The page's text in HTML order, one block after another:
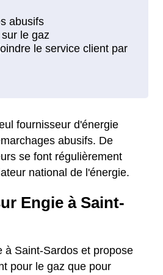
fournisseur d'énergie
abusifs. De
se font régulièrement
national de l'énergie.
Engie à Saint-
à Saint-Sardos et propose
pour le gaz que pour